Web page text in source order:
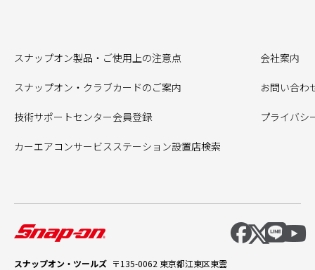
スナップオン製品・ご使用上の注意点
スナップオン・クラブカードのご案内
技術サポートセンター会員登録
カーエアコンサービスステーション設置店検索
会社案内
お問い合わ
プライバシ
スナップオン・ツールズ 〒135-0062 東京都江東区東雲